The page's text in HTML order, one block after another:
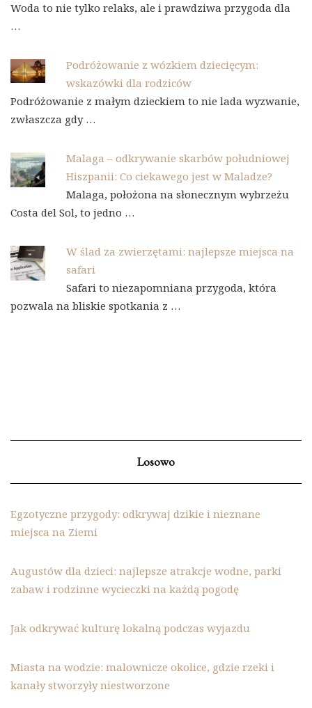
Woda to nie tylko relaks, ale i prawdziwa przygoda dla
…
Podróżowanie z wózkiem dziecięcym:
wskazówki dla rodziców
Podróżowanie z małym dzieckiem to nie lada wyzwanie,
zwłaszcza gdy …
Malaga – odkrywanie skarbów południowej
Hiszpanii: Co ciekawego jest w Maladze?
Malaga, położona na słonecznym wybrzeżu
Costa del Sol, to jedno …
W ślad za zwierzętami: najlepsze miejsca na
safari
Safari to niezapomniana przygoda, która
pozwala na bliskie spotkania z …
Losowo
Egzotyczne przygody: odkrywaj dzikie i nieznane
miejsca na Ziemi
Augustów dla dzieci: najlepsze atrakcje wodne, parki
zabaw i rodzinne wycieczki na każdą pogodę
Jak odkrywać kulturę lokalną podczas wyjazdu
Miasta na wodzie: malownicze okolice, gdzie rzeki i
kanały stworzyły niestworzone